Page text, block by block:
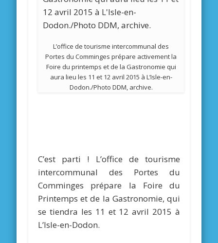
L’office de tourisme intercommunal des
Portes du Comminges prépare activement la
Foire du printemps et de la Gastronomie qui
aura lieu les 11 et 12 avril 2015 à L’Isle-en-
Dodon./Photo DDM, archive.
C’est parti ! L’office de tourisme
intercommunal des Portes du
Comminges prépare la Foire du
Printemps et de la Gastronomie, qui
se tiendra les 11 et 12 avril 2015 à
L’Isle-en-Dodon.